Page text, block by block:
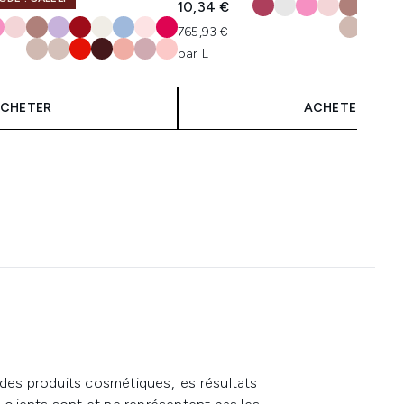
10,34 €
765,93 €
par L
ACHETER
produits cosmétiques, les résultats